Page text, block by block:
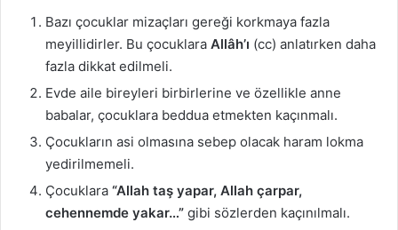
Bazı çocuklar mizaçları gereği korkmaya fazla
meyillidirler. Bu çocuklara Allâh’ı (cc) anlatırken daha
fazla dikkat edilmeli.
Evde aile bireyleri birbirlerine ve özellikle anne
babalar, çocuklara beddua etmekten kaçınmalı.
Çocukların asi olmasına sebep olacak haram lokma
yedirilmemeli.
Çocuklara “Allah taş yapar, Allah çarpar,
cehennemde yakar…” gibi sözlerden kaçınılmalı.